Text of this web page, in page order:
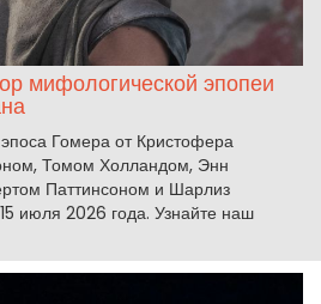
мифологической эпопеи
Гомера от Кристофера
Томом Холландом, Энн
Паттинсоном и Шарлиз
июля 2026 года. Узнайте наш